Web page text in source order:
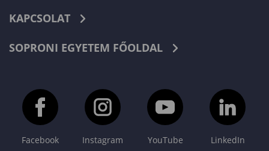
KAPCSOLAT
SOPRONI EGYETEM FŐOLDAL
Facebook Instagram YouTube LinkedIn